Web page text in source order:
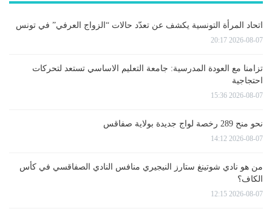
اتحاد المرأة التونسية يكشف عن تعدّد حالات “الزواج العرفي” في تونس
2026-08-07 20:17
تزامنا مع العودة المدرسية: جامعة التعليم الاساسي تستعد لتحركات
احتجاجية
2026-08-07 15:36
نحو منح 289 رخصة لواج جديدة بولاية صفاقس
2026-08-07 14:12
من هو نادي شوتينغ ستارز النيجيري منافس النادي الصفاقسي في كأس
الكاف؟
2026-08-07 12:15